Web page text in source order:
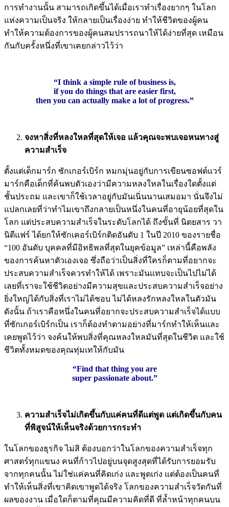
การทำงานนั้น สามารถเกิดขึ้นได้เมื่อเราทำเรื่องยากๆ ในโลก
แห่งความเป็นจริง ให้กลายเป็นเรื่องง่าย ทำให้ชีวิตของผู้คน
ทำให้ความต้องการของผู้คนสมปรารถนาให้ได้ง่ายที่สุด เหมือน
กันกับครั้งหนึ่งที่เขาเคยกล่าวไว้ว่า
“I think a simple rule of business is,
if you do things that are easier first,
then you can actually make a lot of progress.”
จงหาสิ่งที่หลงใหลที่สุดให้เจอ แล้วคุณจะพบเจอหนทางสู่
ความสำเร็จ
ตั้งแต่เด็กมาร์ก ซักเกอร์เบิร์ก หมกมุ่นอยู่กับการเขียนซอฟต์แวร์
มาร์กคือเด็กที่ค้นพบตัวเองว่ามีความหลงใหลในเรื่องใดตั้งแต่
ชั้นประถม และเขาก็ใช้เวลาอยู่กับมันเนิ่นนานเสมอมา นั่นจึงไม่
แปลกเลยที่ว่าทำไมเขาถึงกลายเป็นหนึ่งในคนที่อายุน้อยที่สุดใน
โลก แต่ประสบความสำเร็จในระดับโลกได้ ถึงขั้นที่ นิตยสาร วา
นิตีแฟร์ ได้ยกให้ซักเคอร์เบิร์กติดอันดับ 1 ในปี 2010 ของรายชื่อ
“100 อันดับ บุคคลที่มีอิทธิพลที่สุดในยุคข้อมูล” เหล่านี้คือพลัง
ของการค้นหาตัวเองเจอ ซึ่งถือว่าเป็นสิ่งที่ใครก็ตามที่อยากจะ
ประสบความสำเร็จควรทำให้ได้ เพราะมันแทบจะเป็นไปไม่ได้
เลยที่เราจะใช้ชีวิตอย่างมีความสุขและประสบความสำเร็จอย่าง
ยิ่งใหญ่ได้กับสิ่งที่เราไม่ได้ชอบ ไม่ได้หลงรักหลงใหลในตัวมัน
ดังนั้น ถ้าเราคือหนึ่งในคนที่อยากจะประสบความสำเร็จได้แบบ
ที่ซักเกอร์เบิร์กเป็น เราก็ต้องทำตามอย่างที่มาร์กทำให้เห็นและ
เคยพูดไว้ว่า จงค้นให้พบสิ่งที่คุณหลงใหลมันที่สุดในชีวิต และใช้
ชีวิตทั้งหมดของคุณทุ่มเทให้กับมัน
“Find that thing you are
super passionate about.”
ความสำเร็จไม่เกิดขึ้นกับแค่คนที่ดีแต่พูด แต่เกิดขึ้นกับคน
ที่พิสูจน์ให้เห็นจริงด้วยการกระทำ
ในโลกของธุรกิจ ไม่สิ ต้องบอกว่าในโลกของความสำเร็จทุก
ศาสตร์ทุกแขนง คนที่ก้าวไปอยู่บนจุดสูงสุดที่ได้รับการยอมรับ
จากทุกคนนั้น ไม่ใช่แค่คนที่คิดเก่ง และพูดเก่ง แต่ต้องเป็นคนที่
ทำให้เห็นสิ่งที่เขาคิดเขาพูดได้จริง โลกของความสำเร็จวัดกันที่
ผลของงาน เมื่อใดก็ตามที่คุณมีความคิดที่ดี ที่ล้ำหน้าทุกคนบน